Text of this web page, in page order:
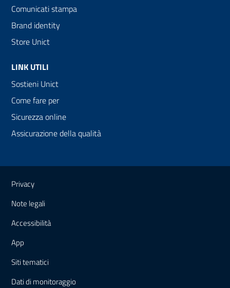
Comunicati stampa
Brand identity
Store Unict
LINK UTILI
Sostieni Unict
Come fare per
Sicurezza online
Assicurazione della qualità
Link e informazioni utili
Privacy
Note legali
Accessibilità
App
Siti tematici
Dati di monitoraggio